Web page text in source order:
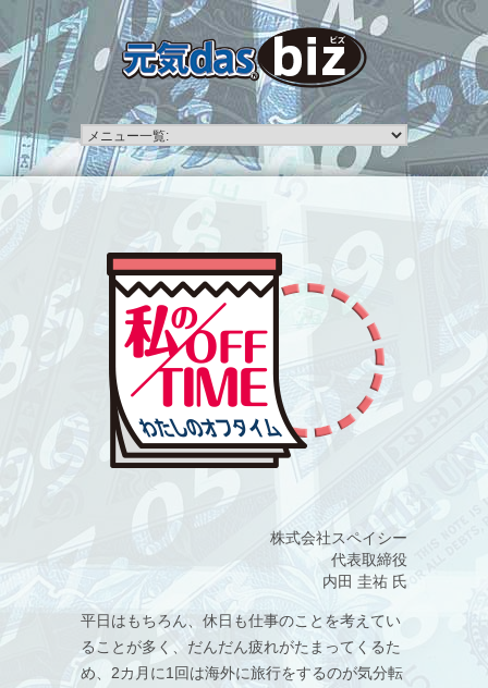
株式会社スペイシー
代表取締役
内田 圭祐 氏
平日はもちろん、休日も仕事のことを考えてい
ることが多く、だんだん疲れがたまってくるた
め、2カ月に1回は海外に旅行をするのが気分転